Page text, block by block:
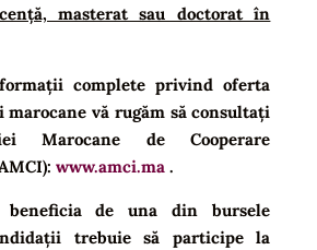
masterat sau doctorat în
complete privind oferta
marocane vă rugăm să consultați
Marocane de Cooperare
www.amci.ma.
de una din bursele
trebuie să participe la